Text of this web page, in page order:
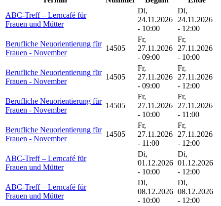
ABC-Treff – Lerncafé für
Frauen und Mütter
Di,
24.11.2026
- 10:00
Di,
24.11.2026
- 12:00
Berufliche Neuorientierung für
Frauen - November
14505
Fr,
27.11.2026
- 09:00
Fr,
27.11.2026
- 10:00
Berufliche Neuorientierung für
Frauen - November
14505
Fr,
27.11.2026
- 09:00
Fr,
27.11.2026
- 12:00
Berufliche Neuorientierung für
Frauen - November
14505
Fr,
27.11.2026
- 10:00
Fr,
27.11.2026
- 11:00
Berufliche Neuorientierung für
Frauen - November
14505
Fr,
27.11.2026
- 11:00
Fr,
27.11.2026
- 12:00
ABC-Treff – Lerncafé für
Frauen und Mütter
Di,
01.12.2026
- 10:00
Di,
01.12.2026
- 12:00
ABC-Treff – Lerncafé für
Frauen und Mütter
Di,
08.12.2026
- 10:00
Di,
08.12.2026
- 12:00